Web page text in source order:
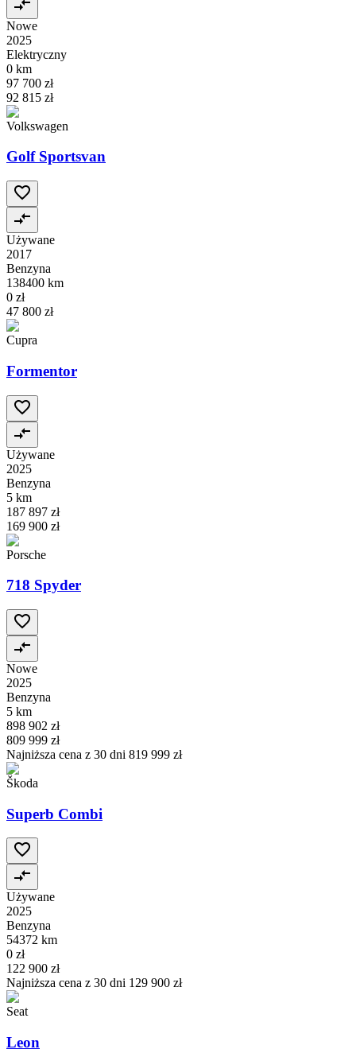
Nowe
2025
Elektryczny
0 km
97 700 zł
92 815 zł
Volkswagen
Golf Sportsvan
Używane
2017
Benzyna
138400 km
0 zł
47 800 zł
Cupra
Formentor
Używane
2025
Benzyna
5 km
187 897 zł
169 900 zł
Porsche
718 Spyder
Nowe
2025
Benzyna
5 km
898 902 zł
809 999 zł
Najniższa cena z 30 dni 819 999 zł
Škoda
Superb Combi
Używane
2025
Benzyna
54372 km
0 zł
122 900 zł
Najniższa cena z 30 dni 129 900 zł
Seat
Leon